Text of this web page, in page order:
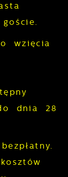
wzięcia
dnia 28